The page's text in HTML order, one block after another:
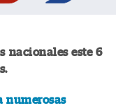
nacionales este 6
numerosas